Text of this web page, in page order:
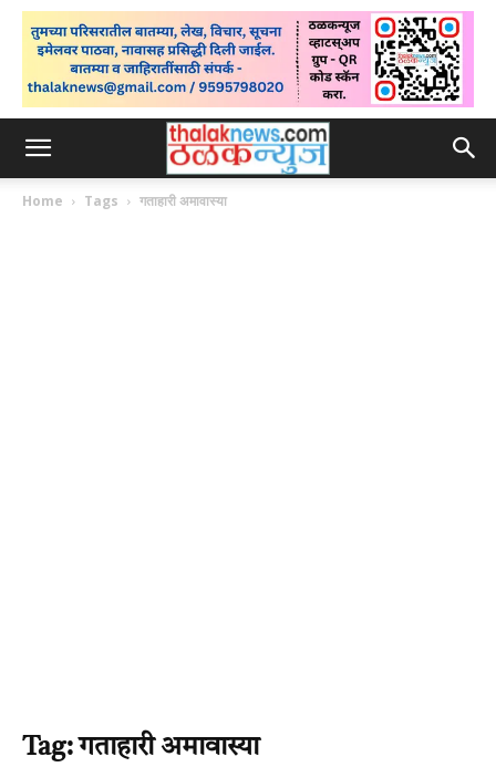
Home Tags गताहारी अमावास्या
Tag: गताहारी अमावास्या